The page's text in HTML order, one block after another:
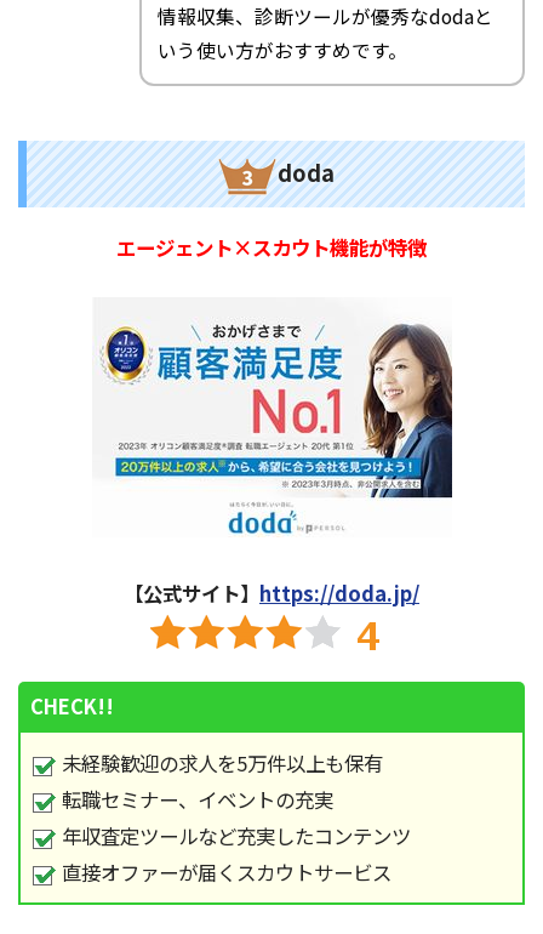
情報収集、診断ツールが優秀なdodaと
いう使い方がおすすめです。
doda
エージェント×スカウト機能が特徴
【公式サイト】 https://doda.jp/
CHECK!!
未経験歓迎の求人を5万件以上も保有
転職セミナー、イベントの充実
年収査定ツールなど充実したコンテンツ
直接オファーが届くスカウトサービス